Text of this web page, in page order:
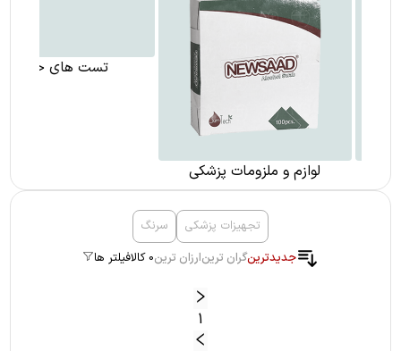
لوازم و ملزومات پزشکی
تجهیزات پزشکی
سرنگ
جدیدترینگران ترینارزان ترین0 کالا فیلتر ها
1